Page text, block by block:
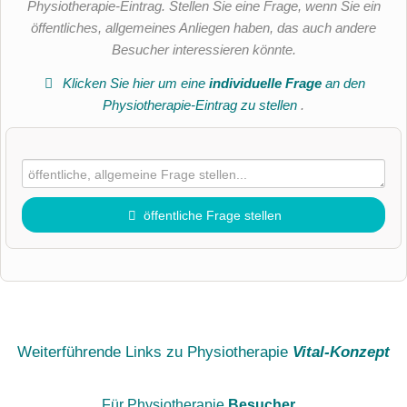
Physiotherapie-Eintrag. Stellen Sie eine Frage, wenn Sie ein
öffentliches, allgemeines Anliegen haben, das auch andere
Besucher interessieren könnte.
Klicken Sie hier um eineindividuelle Frage an den
Physiotherapie-Eintrag zu stellen .
öffentliche Frage stellen
Weiterführende Links zu Physiotherapie Vital-Konzept